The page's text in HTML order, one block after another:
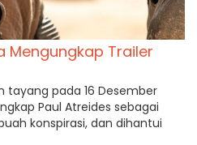
Mengungkap Trailer
tayang pada 16 Desember
Paul Atreides sebagai
konspirasi, dan dihantui